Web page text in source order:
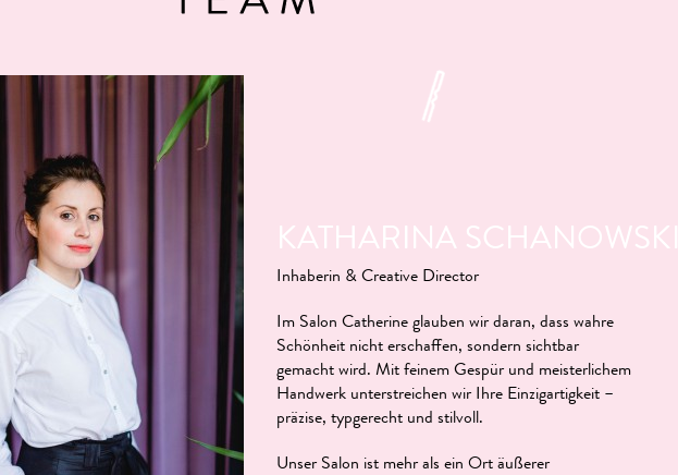
KATHARINA SCHANOWSKI
Inhaberin & Creative Director
Im Salon Catherine glauben wir daran, dass wahre
Schönheit nicht erschaffen, sondern sichtbar
gemacht wird. Mit feinem Gespür und meisterlichem
Handwerk unterstreichen wir Ihre Einzigartigkeit –
präzise, typgerecht und stilvoll.
Unser Salon ist mehr als ein Ort äußerer